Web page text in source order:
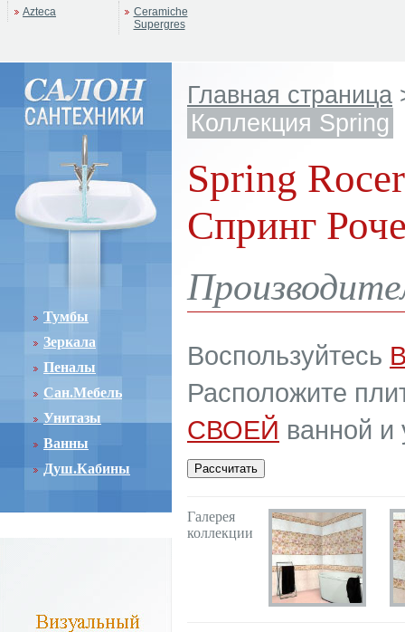
Azteca
Ceramiche
Supergres
Тумбы
Зеркала
Пеналы
Сан.Мебель
Унитазы
Ванны
Душ.Кабины
Главная страница
Коллекция Spring
Spring
Спринг
Воспользуйтесь
Расположите
СВОЕЙ ванной и
Галерея
коллекции